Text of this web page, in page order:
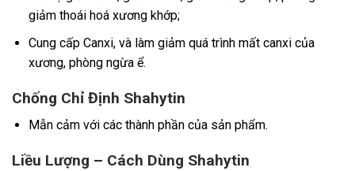
giảm thoái hoá xương khớp;
Cung cấp Canxi, và làm giảm quá trình mất canxi của
xương, phòng ngừa ể.
Chống Chỉ Định Shahytin
Mẫn cảm với các thành phần của sản phẩm.
Liều Lượng – Cách Dùng Shahytin